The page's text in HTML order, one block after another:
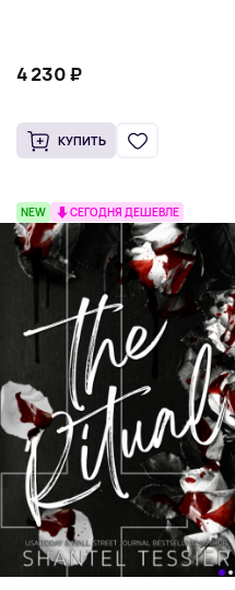
4 230 ₽
КУПИТЬ
NEW СЕГОДНЯ ДЕШЕВЛЕ